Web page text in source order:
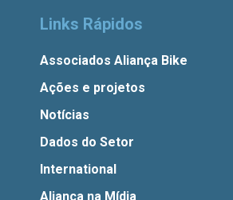
Links Rápidos
Associados Aliança Bike
Ações e projetos
Notícias
Dados do Setor
International
Aliança na Mídia